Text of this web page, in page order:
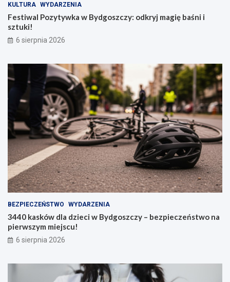
KULTURA WYDARZENIA
Festiwal Pozytywka w Bydgoszczy: odkryj magię baśni i
sztuki!
6 sierpnia 2026
BEZPIECZEŃSTWO WYDARZENIA
3440 kasków dla dzieci w Bydgoszczy – bezpieczeństwo na
pierwszym miejscu!
6 sierpnia 2026